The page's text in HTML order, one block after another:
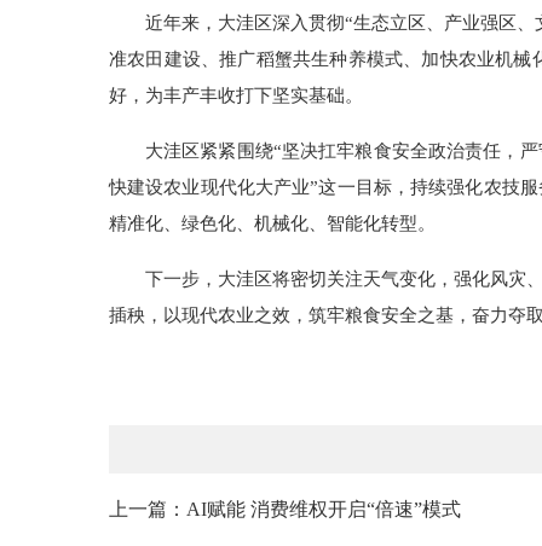
近年来，大洼区深入贯彻“生态立区、产业强区
准农田建设、推广稻蟹共生种养模式、加快农业机
好，为丰产丰收打下坚实基础。
大洼区紧紧围绕“坚决扛牢粮食安全政治责任，
快建设农业现代化大产业”这一目标，持续强化农技
精准化、绿色化、机械化、智能化转型。
下一步，大洼区将密切关注天气变化，强化风灾
插秧，以现代农业之效，筑牢粮食安全之基，奋力夺
上一篇：AI赋能 消费维权开启“倍速”模式